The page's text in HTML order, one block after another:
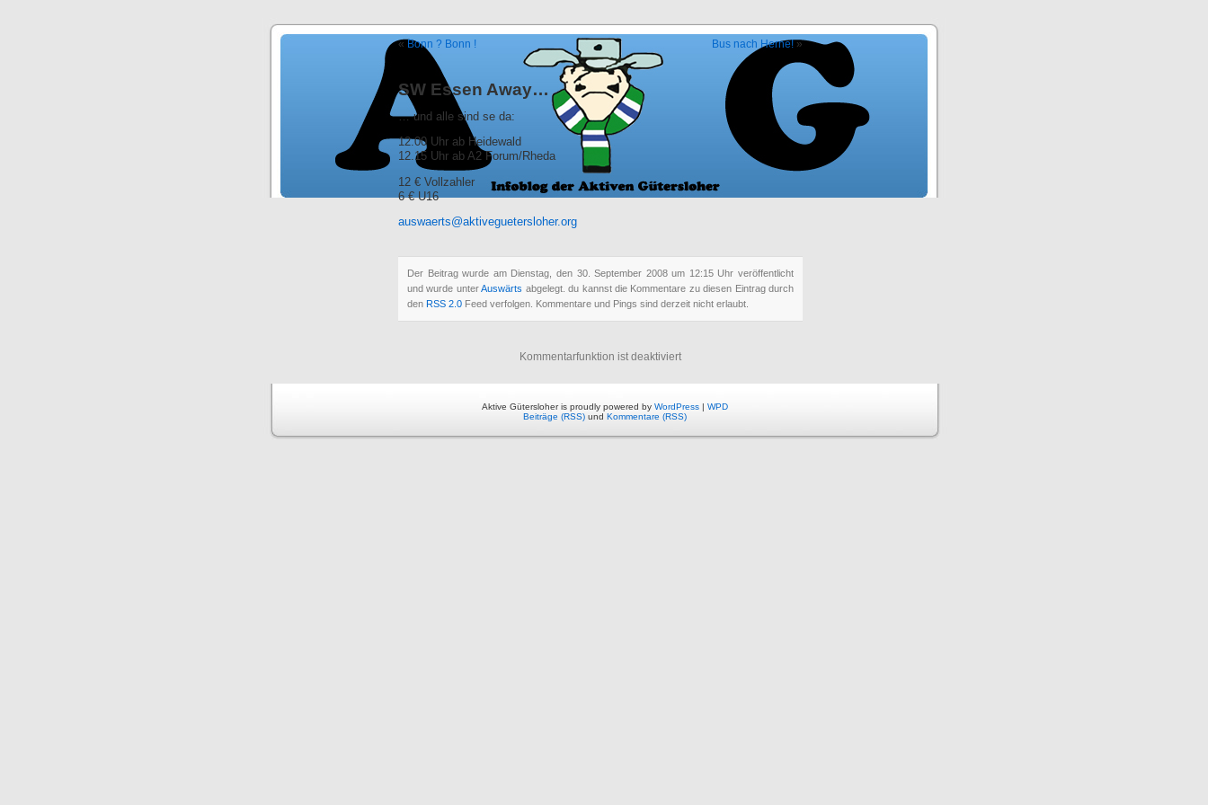
« Bonn ? Bonn ! Bus nach Herne!»
SW Essen Away…
… und alle sind se da:
12.00 Uhr ab Heidewald
12.15 Uhr ab A2 Forum/Rheda
12 € Vollzahler
6 € U16
auswaerts@aktiveguetersloher.org
Der Beitrag wurde am Dienstag, den 30. September 2008 um 12:15 Uhr veröffentlicht
und wurde unterAuswärts abgelegt. du kannst die Kommentare zu diesen Eintrag durch
den RSS 2.0 Feed verfolgen. Kommentare und Pings sind derzeit nicht erlaubt.
Kommentarfunktion ist deaktiviert
Aktive Gütersloher is proudly powered by WordPress
WPD
Beiträge (RSS) und Kommentare (RSS)